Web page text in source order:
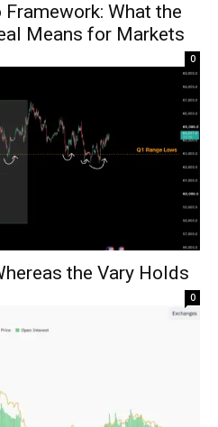
What the
Means for Markets
0
the Vary Holds
0